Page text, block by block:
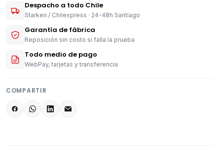
Despacho a todo Chile
Starken / Chilexpress · 24-48h Santiago
Garantía de fábrica
Reposición sin costo si falla la prueba
Todo medio de pago
WebPay, tarjetas y transferencia
COMPARTIR